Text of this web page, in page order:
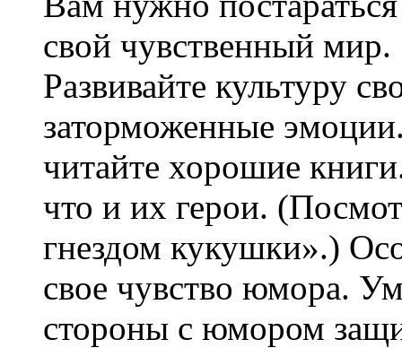
свой чувственный мир.
Развивайте культуру
заторможенные
читайте хорошие
что и их герои.
гнездом кукушки».)
свое чувство юмора.
стороны с юмором